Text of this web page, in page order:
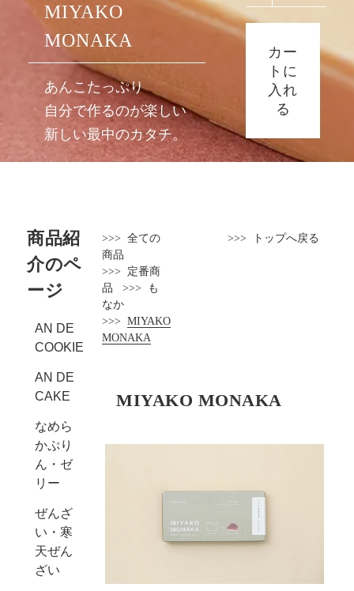
商品紹
介のペ
ージ
AN DE
COOKIE
AN DE
CAKE
なめら
かぷり
ん・ゼ
リー
ぜんざ
い・寒
天ぜん
ざい
MIYAKO
MONAKA
あんこたっぷり
自分で作るのが楽しい
新しい最中のカタチ。
カー
トに
入れ
る
>>> 全ての
商品
>>> 定番商
品 >>>
も
なか
>>> MIYAKO
MONAKA
>>> トップへ戻る
MIYAKO MONAKA